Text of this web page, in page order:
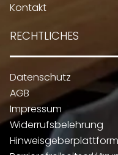
Kontakt
RECHTLICHES
Datenschutz
AGB
Impressum
Widerrufsbelehrung
Hinweisgeberplattform